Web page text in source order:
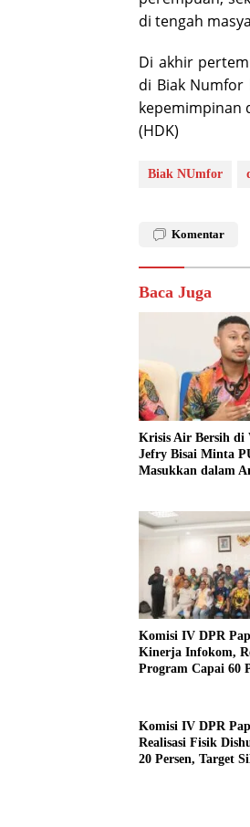
di tengah
Di akhir
di Biak
kepemimpinan
(HDK)
Biak NUmfor
Komentar
Baca Juga
Krisis Air Bersih di
Jefry Bisai Minta
Masukkan dalam
Komisi IV DPR
Kinerja Infokom,
Program Capai 60
Komisi IV DPR
Realisasi Fisik
20 Persen, Target